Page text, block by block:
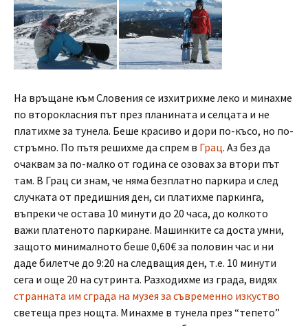
На връщане към Словения се изхитрихме леко и минахме
по второкласния път през планината и селцата и не
платихме за тунела. Беше красиво и дори по-късо, но по-
стръмно. По пътя решихме да спрем в Грац. Аз без да
очаквам за по-малко от година се озовах за втори път
там. В Грац си знам, че няма безплатно паркира и след
случката от предишния ден, си платихме паркинга,
въпреки че остава 10 минути до 20 часа, до колкото
важи платеното паркиране. Машинките са доста умни,
защото минималното беше 0,60€ за половин час и ни
даде билетче до 9:20 на следващия ден, т.е. 10 минути
сега и още 20 на сутринта. Разходихме из града, видях
странната им сграда на музея за съвременно изкуство
светеща през нощта. Минахме в тунела през “тепето”